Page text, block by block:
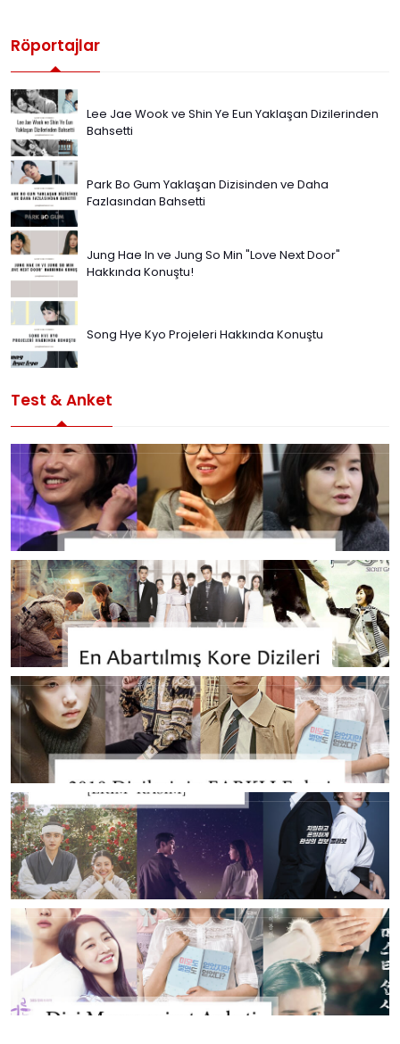
Röportajlar
Lee Jae Wook ve Shin Ye Eun Yaklaşan Dizilerinden
Bahsetti
Park Bo Gum Yaklaşan Dizisinden ve Daha
Fazlasından Bahsetti
Jung Hae In ve Jung So Min "Love Next Door"
Hakkında Konuştu!
Song Hye Kyo Projeleri Hakkında Konuştu
Test & Anket